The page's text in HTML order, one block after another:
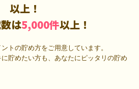
以上！
は5,000件以上！
トの貯め方をご用意しています。
貯めたい方も、あなたにピッタリの貯め